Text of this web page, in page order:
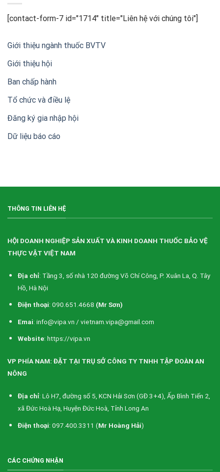
Lễ
kỷ
năm
[contact-form-7 id="1714" title="Liên hệ với chúng tôi"]
Giới thiệu ngành thuốc BVTV
Giới thiệu hội
Ban chấp hành
Tổ chức và điều lệ
Đăng ký gia nhập hội
Dữ liệu báo cáo
THÔNG TIN LIÊN HỆ
HỘI DOANH NGHIỆP SẢN XUẤT VÀ KINH DOANH THUỐC BẢO VỆ
THỰC VẬT VIỆT NAM
Địa chỉ: Tầng 3, số nhà 120 đường Võ Chí Công, P. Xuân La, Q. Tây
Hồ, Hà Nội
Điện thoại: 090.651.4668 (Mr Sơn)
Emai: info@vipa.vn / vietnam.vipa@gmail.com
Website: https://vipa.vn
VP PHÍA NAM: ĐẶT TẠI TRỤ SỞ CÔNG TY TNHH TẬP ĐOÀN AN
NÔNG
Địa chỉ: Lô H7, đường số 5, KCN Hải Sơn (GĐ 3+4), Ấp Bình Tiến 2,
xã Đức Hoà Hạ, Huyện Đức Hoà, Tỉnh Long An
Điện thoại: 097.400.3311 (Mr Hoàng Hải)
CÁC CHỨNG NHẬN